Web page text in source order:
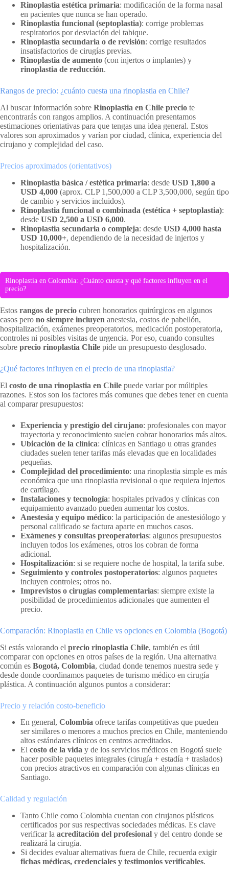
Rinoplastia estética primaria: modificación de la forma nasal
en pacientes que nunca se han operado.
Rinoplastia funcional (septoplastia): corrige problemas
respiratorios por desviación del tabique.
Rinoplastia secundaria o de revisión: corrige resultados
insatisfactorios de cirugías previas.
Rinoplastia de aumento (con injertos o implantes) y
rinoplastia de reducción.
Rangos de precio: ¿cuánto cuesta una rinoplastia en Chile?
Al buscar información sobre Rinoplastia en Chile precio te
encontrarás con rangos amplios. A continuación presentamos
estimaciones orientativas para que tengas una idea general. Estos
valores son aproximados y varían por ciudad, clínica, experiencia del
cirujano y complejidad del caso.
Precios aproximados (orientativos)
Rinoplastia básica / estética primaria: desde USD 1,800 a
USD 4,000 (aprox. CLP 1,500,000 a CLP 3,500,000, según tipo
de cambio y servicios incluidos).
Rinoplastia funcional o combinada (estética + septoplastia):
desde USD 2,500 a USD 6,000.
Rinoplastia secundaria o compleja: desde USD 4,000 hasta
USD 10,000+, dependiendo de la necesidad de injertos y
hospitalización.
Rinoplastia en Colombia: ¿Cuánto cuesta y qué factores influyen en el
precio?
Estos rangos de precio cubren honorarios quirúrgicos en algunos
casos pero no siempre incluyen anestesia, costos de pabellón,
hospitalización, exámenes preoperatorios, medicación postoperatoria,
controles ni posibles visitas de urgencia. Por eso, cuando consultes
sobre precio rinoplastia Chile pide un presupuesto desglosado.
¿Qué factores influyen en el precio de una rinoplastia?
El costo de una rinoplastia en Chile puede variar por múltiples
razones. Estos son los factores más comunes que debes tener en cuenta
al comparar presupuestos:
Experiencia y prestigio del cirujano: profesionales con mayor
trayectoria y reconocimiento suelen cobrar honorarios más altos.
Ubicación de la clínica: clínicas en Santiago u otras grandes
ciudades suelen tener tarifas más elevadas que en localidades
pequeñas.
Complejidad del procedimiento: una rinoplastia simple es más
económica que una rinoplastia revisional o que requiera injertos
de cartílago.
Instalaciones y tecnología: hospitales privados y clínicas con
equipamiento avanzado pueden aumentar los costos.
Anestesia y equipo médico: la participación de anestesiólogo y
personal calificado se factura aparte en muchos casos.
Exámenes y consultas preoperatorias: algunos presupuestos
incluyen todos los exámenes, otros los cobran de forma
adicional.
Hospitalización: si se requiere noche de hospital, la tarifa sube.
Seguimiento y controles postoperatorios: algunos paquetes
incluyen controles; otros no.
Imprevistos o cirugías complementarias: siempre existe la
posibilidad de procedimientos adicionales que aumenten el
precio.
Comparación: Rinoplastia en Chile vs opciones en Colombia (Bogotá)
Si estás valorando el precio rinoplastia Chile, también es útil
comparar con opciones en otros países de la región. Una alternativa
común es Bogotá, Colombia, ciudad donde tenemos nuestra sede y
desde donde coordinamos paquetes de turismo médico en cirugía
plástica. A continuación algunos puntos a considerar:
Precio y relación costo-beneficio
En general, Colombia ofrece tarifas competitivas que pueden
ser similares o menores a muchos precios en Chile, manteniendo
altos estándares clínicos en centros acreditados.
El costo de la vida y de los servicios médicos en Bogotá suele
hacer posible paquetes integrales (cirugía + estadía + traslados)
con precios atractivos en comparación con algunas clínicas en
Santiago.
Calidad y regulación
Tanto Chile como Colombia cuentan con cirujanos plásticos
certificados por sus respectivas sociedades médicas. Es clave
verificar la acreditación del profesional y del centro donde se
realizará la cirugía.
Si decides evaluar alternativas fuera de Chile, recuerda exigir
fichas médicas, credenciales y testimonios verificables.